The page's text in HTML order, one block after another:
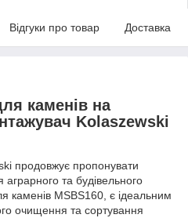
Відгуки про товар Доставка
каменів на
Kolaszewski
продовжує пропонувати
та будівельного
каменів MSBS160, є ідеальним
очищення та сортування